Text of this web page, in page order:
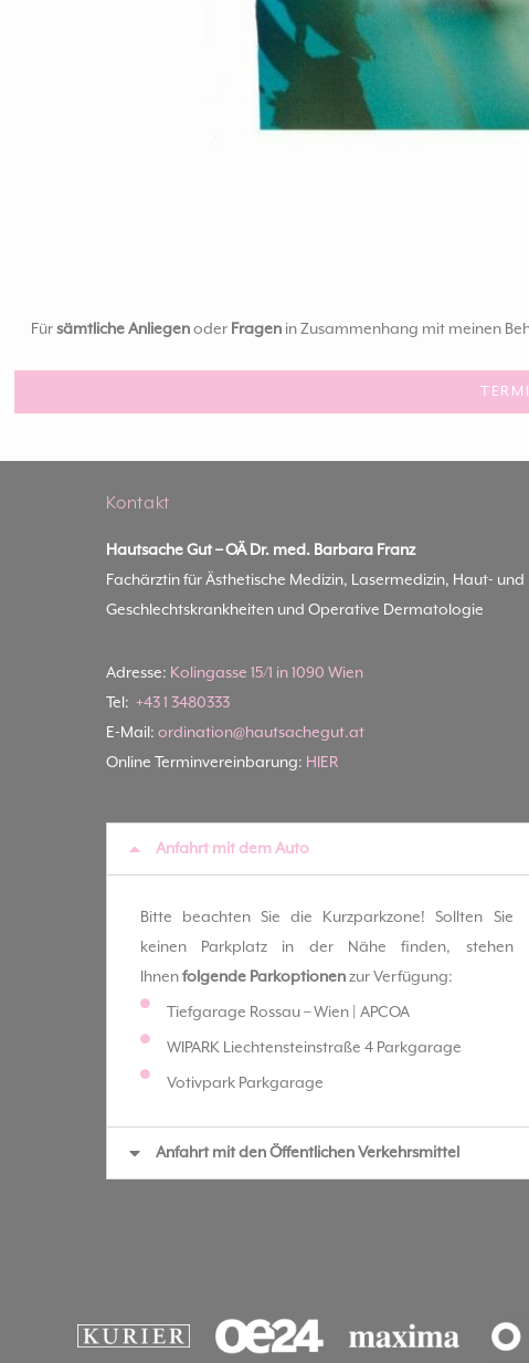
Fürsämtliche Anliegenoder Fragen in Zusammenhang mit meinen
Kontakt
Hautsache Gut –OÄ Dr. med. Barbara Franz
Fachärztin für Ästhetische Medizin, Lasermedizin, Haut- und
Geschlechtskrankheiten und Operative Dermatologie
Adresse: Kolingasse 15/1 in 1090 Wien
Tel: +43 1 3480333
E-Mail: ordination@hautsachegut.at
Online Terminvereinbarung: HIER
Anfahrt mit dem Auto
Bitte beachten Sie die Kurzparkzone! Sollten Sie
keinen Parkplatz in der Nähe finden, stehen
Ihnenfolgende Parkoptionenzur Verfügung:
Tiefgarage Rossau – Wien | APCOA
WIPARK Liechtensteinstraße 4 Parkgarage
Votivpark Parkgarage
Anfahrt mit den Öffentlichen Verkehrsmittel